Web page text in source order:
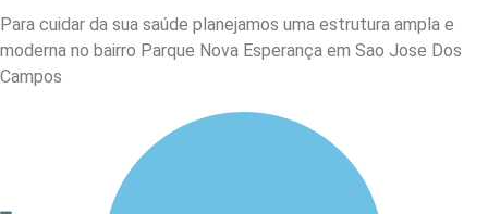
Para cuidar da sua saúde planejamos uma estrutura ampla e
moderna no bairro Parque Nova Esperança em Sao Jose Dos
Campos